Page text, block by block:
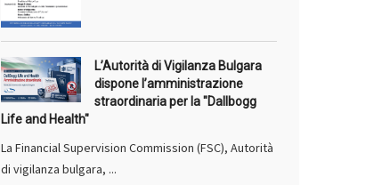
L’Autorità di Vigilanza Bulgara
dispone l’amministrazione
straordinaria per la "Dallbogg
Life and Health"
La Financial Supervision Commission (FSC), Autorità
di vigilanza bulgara, ...